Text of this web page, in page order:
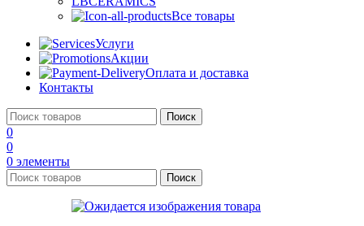
Все товары
Услуги
Акции
Оплата и доставка
Контакты
Поиск
0
0
0 элементы
Поиск